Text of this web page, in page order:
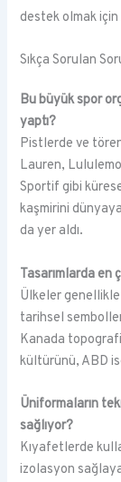
destek olmak için
Sıkça Sorulan
Bu büyük spor
yaptı?
Pistlerde ve
Lauren,
Sportif gibi
kaşmirini
da yer aldı.
Tasarımlarda en
Ülkeler
tarihsel
Kanada
kültürünü, ABD
Üniformaların
sağlıyor?
Kıyafetlerde
izolasyon